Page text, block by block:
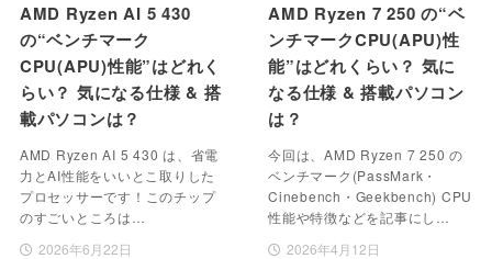
AMD Ryzen AI 5 430
の“ベンチマーク
CPU(APU)性能”はどれく
らい？ 気になる仕様 & 搭
載パソコンは？
AMD Ryzen AI 5 430 は、省電
力とAI性能をいいとこ取りした
プロセッサーです！このチップ
のすごいところは…
2026年6月22日
AMD Ryzen 7 250 の“ベ
ンチマークCPU(APU)性
能”はどれくらい？ 気に
なる仕様 & 搭載パソコン
は？
今回は、AMD Ryzen 7 250 の
ベンチマーク(PassMark・
Cinebench・Geekbench) CPU
性能や特徴などを記事にし…
2026年4月12日